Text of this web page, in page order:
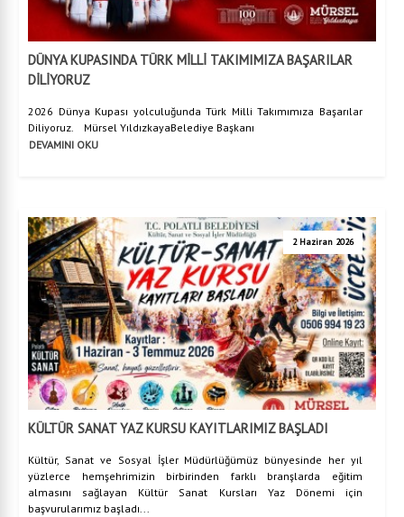
DÜNYA KUPASINDA TÜRK MİLLİ TAKIMIMIZA BAŞARILAR
DİLİYORUZ
2026 Dünya Kupası yolculuğunda Türk Milli Takımımıza Başarılar
Diliyoruz. Mürsel YıldızkayaBelediye Başkanı
DEVAMINI OKU
2 Haziran 2026
KÜLTÜR SANAT YAZ KURSU KAYITLARIMIZ BAŞLADI
Kültür, Sanat ve Sosyal İşler Müdürlüğümüz bünyesinde her yıl
yüzlerce hemşehrimizin birbirinden farklı branşlarda eğitim
almasını sağlayan Kültür Sanat Kursları Yaz Dönemi için
başvurularımız başladı...